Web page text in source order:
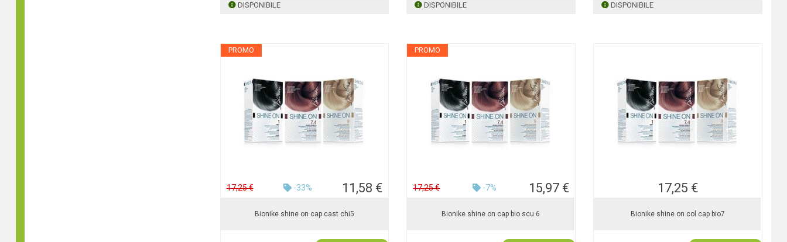
DISPONIBILE DISPONIBILE DISPONIBILE
PROMO
17,25 € -33% 11,58 €
Bionike shine on cap cast chi5
PROMO
17,25 € -7% 15,97 €
Bionike shine on cap bio scu 6
17,25 €
Bionike shine on col cap bio7